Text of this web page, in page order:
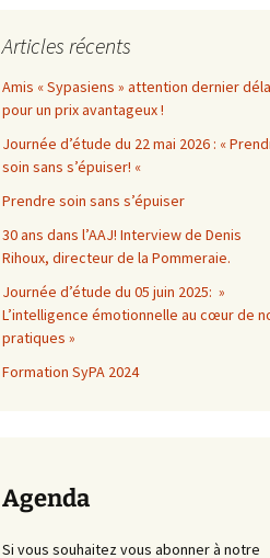
Articles récents
Amis « Sypasiens » attention dernier
pour un prix avantageux !
Journée d’étude du 22 mai 2026 : «
soin sans s’épuiser! «
Prendre soin sans s’épuiser
30 ans dans l’AAJ! Interview de Denis
Rihoux, directeur de la Pommeraie.
Journée d’étude du 05 juin 2025: »
L’intelligence émotionnelle au cœur de
pratiques »
Formation SyPA 2024
Agenda
Si vous souhaitez vous abonner à notre